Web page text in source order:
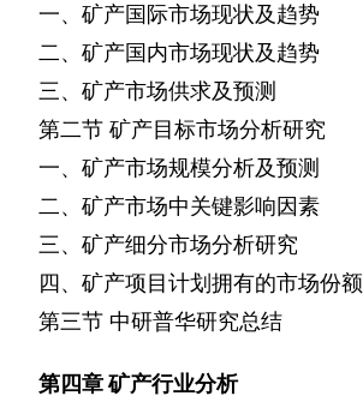
一、矿产国际市场现状及趋势
二、矿产国内市场现状及趋势
三、矿产市场供求及预测
第二节 矿产目标市场分析研究
一、矿产市场规模分析及预测
二、矿产市场中关键影响因素
三、矿产细分市场分析研究
四、矿产项目计划拥有的市场份额
第三节 中研普华研究总结
第四章矿产行业分析